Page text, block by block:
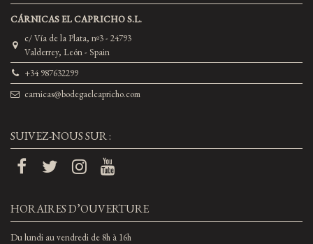
CÁRNICAS EL CAPRICHO S.L.
c/ Vía de la Plata, nº3 - 24793
Valderrey, León - Spain
+34 987632299
carnicas@bodegaelcapricho.com
SUIVEZ-NOUS SUR :
HORAIRES D’OUVERTURE
Du lundi au vendredi de 8h à 16h